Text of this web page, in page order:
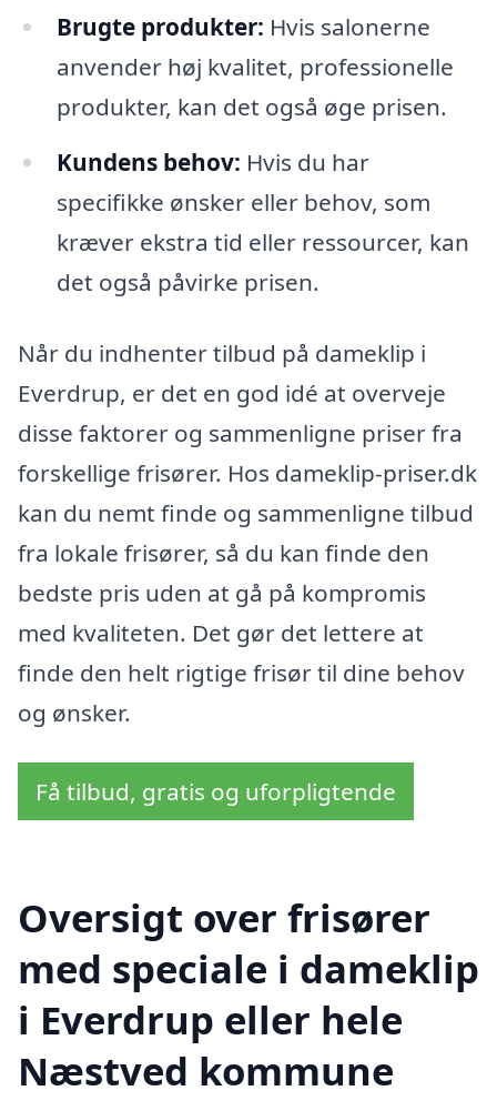
Brugte produkter: Hvis salonerne
anvender høj kvalitet, professionelle
produkter, kan det også øge prisen.
Kundens behov: Hvis du har
specifikke ønsker eller behov, som
kræver ekstra tid eller ressourcer, kan
det også påvirke prisen.
Når du indhenter tilbud på dameklip i
Everdrup, er det en god idé at overveje
disse faktorer og sammenligne priser fra
forskellige frisører. Hos dameklip-priser.dk
kan du nemt finde og sammenligne tilbud
fra lokale frisører, så du kan finde den
bedste pris uden at gå på kompromis
med kvaliteten. Det gør det lettere at
finde den helt rigtige frisør til dine behov
og ønsker.
Få tilbud, gratis og uforpligtende
Oversigt over frisører
med speciale i dameklip
i Everdrup eller hele
Næstved kommune